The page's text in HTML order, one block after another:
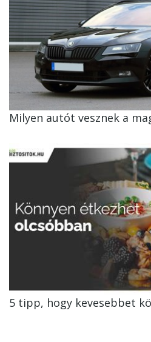
Milyen autót vesznek a
5 tipp, hogy kevesebbet